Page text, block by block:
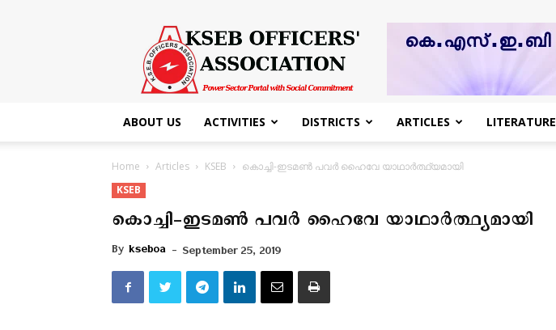
KSEB
Officers'
Association
ABOUT US ACTIVITIES DISTRICTS ARTICLES LITERATURE
Home Articles KSEB
കൊച്ചി-ഇടമണ്‍ പവര്‍ ഹൈവേ യാഥാര്‍ത്ഥ്യമായി
KSEB
കൊച്ചി-ഇടമണ്‍ പവര്‍ ഹൈവേ യാഥാര്‍ത്ഥ്യമായി
By kseboa - September 25, 2019